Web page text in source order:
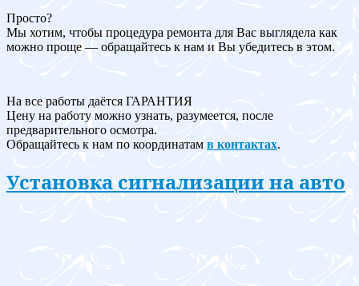
Просто?
Мы хотим, чтобы процедура ремонта для Вас выглядела как
можно проще — обращайтесь к нам и Вы убедитесь в этом.
На все работы даётся ГАРАНТИЯ
Цену на работу можно узнать, разумеется, после
предварительного осмотра.
Обращайтесь к нам по координатам в контактах.
Установка сигнализации на авто